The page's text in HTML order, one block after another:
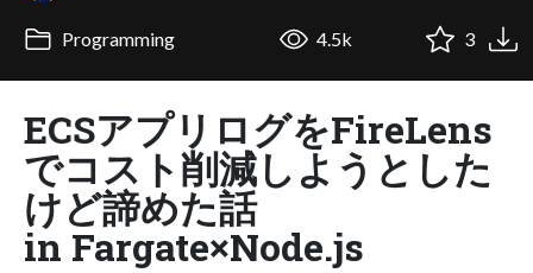
Programming 4.5k 3
ECSアプリログをFireLens
でコスト削減しようとした
けど諦めた話
in Fargate×Node.js